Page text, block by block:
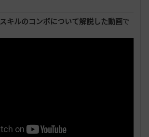
スキルのコンボについて解説した動画で